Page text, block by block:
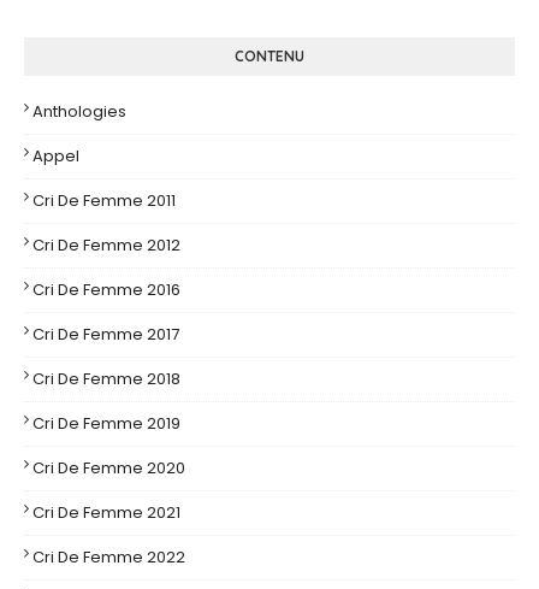
CONTENU
Anthologies
Appel
Cri De Femme 2011
Cri De Femme 2012
Cri De Femme 2016
Cri De Femme 2017
Cri De Femme 2018
Cri De Femme 2019
Cri De Femme 2020
Cri De Femme 2021
Cri De Femme 2022